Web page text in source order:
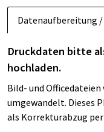
Datenaufbereitung /
Druckdaten bitte
hochladen.
Bild- und Officedateien
umgewandelt. Dieses
als Korrekturabzug per